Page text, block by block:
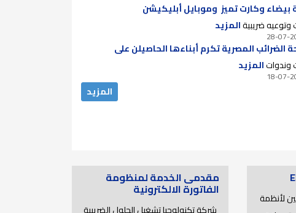
بيضاء وكارت تميز وموبايل أبليكيشن
ضريبيةالمزيد
28-07-
الضرائب المصرية تكرم أبناءها الحاصيلن على
والدكتوراه لعام 2025..
وندواتالمزيد
18-07-
المزيد
لأنظمة
مقدمى الخدمة لمنظومة
الفاتورة الالكترونية
شركة تكنولوجيا تشغيل الحلول الضريبية